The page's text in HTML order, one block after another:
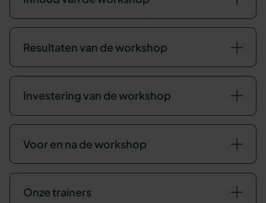
Resultaten van de workshop
Investering van de workshop
Voor en na de workshop
Onze trainers